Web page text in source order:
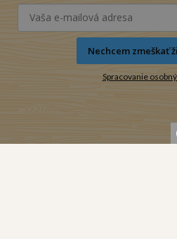
Nechcem zmeškať
Spracovanie